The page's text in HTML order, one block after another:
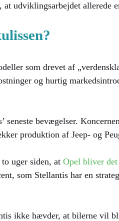
udviklingsarbejdet allerede
som drevet af
og hurtig
seneste bevægelser.
produktion af Jeep- og
uger siden, at Opel bliver
som Stellantis har en
ikke hævder, at bilerne vil